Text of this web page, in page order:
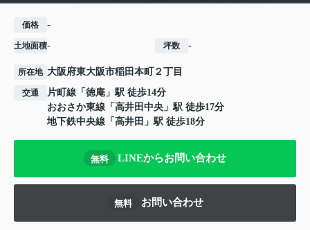
価格 -
土地面積- 坪数 -
所在地 大阪府東大阪市稲田本町 ２丁目
交通 片町線 「 徳庵 」駅 徒歩14分
おおさか東線 「 高井田中央 」駅 徒歩17分
地下鉄中央線 「 高井田 」駅 徒歩18分
無料 LINEからお問い合わせ
無料 お問い合わせ